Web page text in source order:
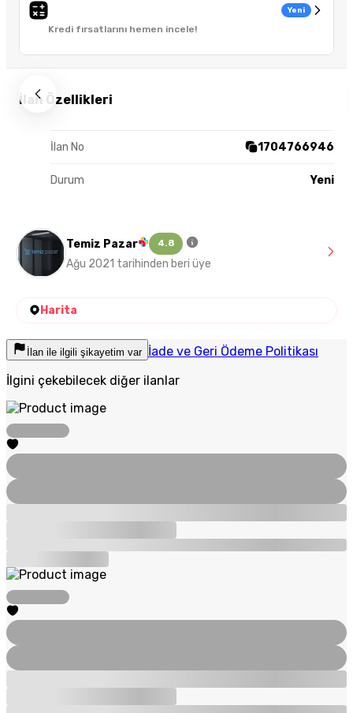
Kredi fırsatlarını hemen incele!
Yeni
İlan Özellikleri
İlan No 1704766946
Durum Yeni
Temiz Pazar 4.8
Ağu 2021 tarihinden beri üye
Harita
İlan ile ilgili şikayetim var İade ve Geri Ödeme Politikası
İlgini çekebilecek diğer ilanlar